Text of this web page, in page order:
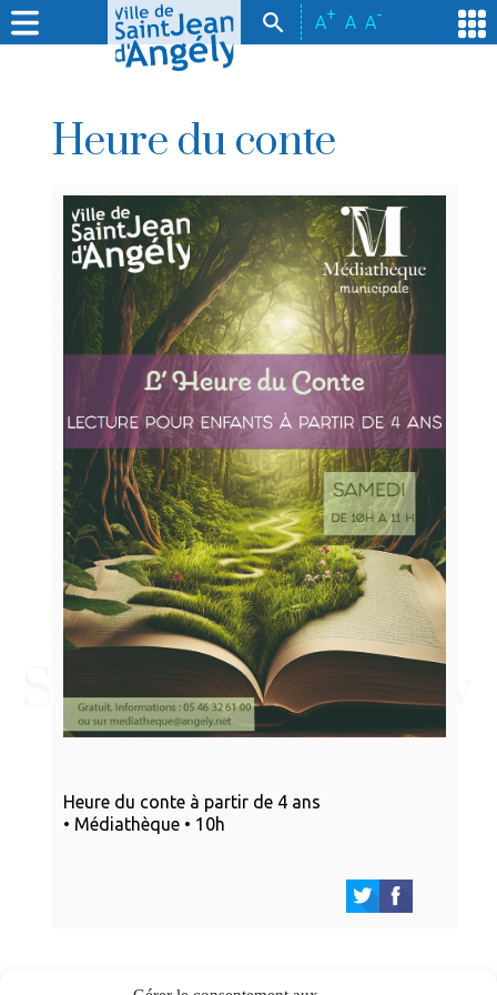
A+ A A-
Heure du conte
Heure du conte à partir de 4 ans
• Médiathèque • 10h